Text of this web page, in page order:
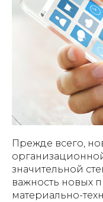
Прежде всего,
значительной
важность новых
материально-